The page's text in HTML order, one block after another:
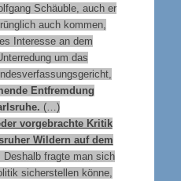
Schäuble, auch er
auch kommen,
Interesse an dem
um das
Entfremdung
(…)
vorgebrachte Kritik
Wildern auf dem
Deshalb fragte man sich
sicherstellen könne,